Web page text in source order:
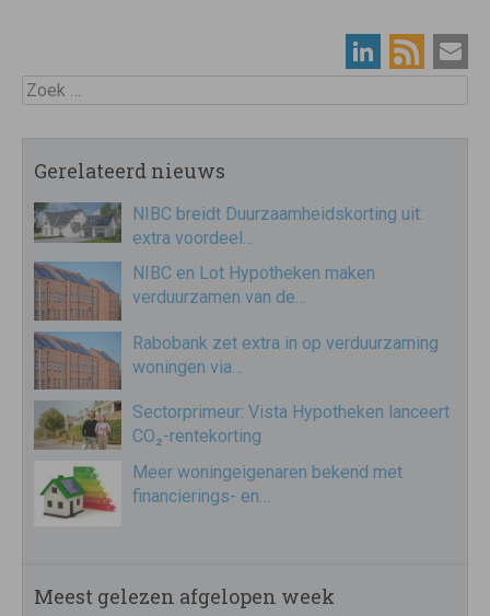
Zoek
Gerelateerd nieuws
NIBC breidt Duurzaamheidskorting uit:
extra voordeel…
NIBC en Lot Hypotheken maken
verduurzamen van de…
Rabobank zet extra in op verduurzaming
woningen via…
Sectorprimeur: Vista Hypotheken lanceert
CO₂-rentekorting
Meer woningeigenaren bekend met
financierings- en…
Meest gelezen afgelopen week